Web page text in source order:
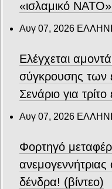
«ισλαμικό
Αυγ 07, 2026
Ελέγχεται
σύγκρουσης των
Σενάριο για
Αυγ 07, 2026
Φορτηγό
δένδρα! (βίντεο)